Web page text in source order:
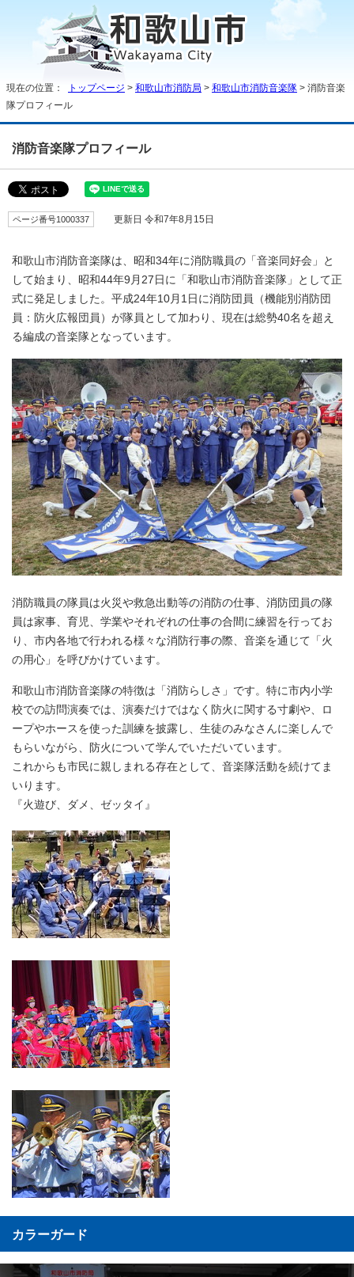
現在の位置： トップページ > 和歌山市消防局 > 和歌山市消防音楽隊 > 消防音楽
隊プロフィール
消防音楽隊プロフィール
ページ番号1000337 更新日 令和7年8月15日
和歌山市消防音楽隊は、昭和34年に消防職員の「音楽同好会」と
して始まり、昭和44年9月27日に「和歌山市消防音楽隊」として正
式に発足しました。平成24年10月1日に消防団員（機能別消防団
員：防火広報団員）が隊員として加わり、現在は総勢40名を超え
る編成の音楽隊となっています。
消防職員の隊員は火災や救急出動等の消防の仕事、消防団員の隊
員は家事、育児、学業やそれぞれの仕事の合間に練習を行ってお
り、市内各地で行われる様々な消防行事の際、音楽を通じて「火
の用心」を呼びかけています。
和歌山市消防音楽隊の特徴は「消防らしさ」です。特に市内小学
校での訪問演奏では、演奏だけではなく防火に関する寸劇や、ロ
ープやホースを使った訓練を披露し、生徒のみなさんに楽しんで
もらいながら、防火について学んでいただいています。
これからも市民に親しまれる存在として、音楽隊活動を続けてま
いります。
『火遊び、ダメ、ゼッタイ』
カラーガード